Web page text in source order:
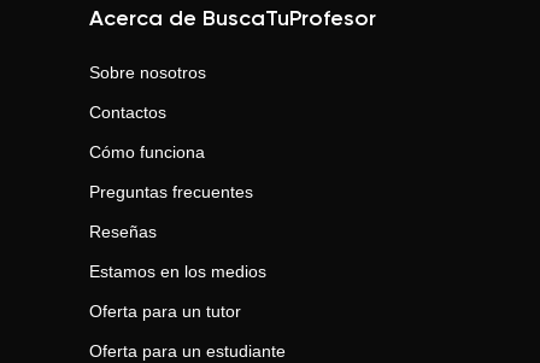
Acerca de BuscaTuProfesor
Sobre nosotros
Contactos
Cómo funciona
Preguntas frecuentes
Reseñas
Estamos en los medios
Oferta para un tutor
Oferta para un estudiante